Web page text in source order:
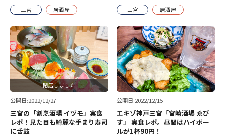
三宮 居酒屋 三宮 居酒屋
閉店しました
公開日:2022/12/27
三宮の「割烹酒場 イヅモ」実食
レポ！見た目も綺麗な手まり寿司
に舌鼓
公開日:2022/12/15
エキゾ神戸三宮「宮崎酒場 ゑび
す」 実食レポ。昼間はハイボー
ルが1杯90円！